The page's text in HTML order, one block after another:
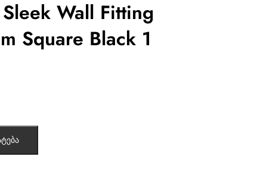
Wall Fitting
Square Black 1